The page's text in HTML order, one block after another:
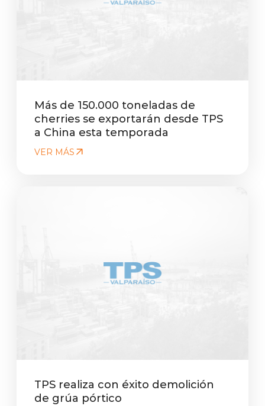
Más de 150.000 toneladas de
cherries se exportarán desde TPS
a China esta temporada
VER MÁS
TPS realiza con éxito demolición
de grúa pórtico